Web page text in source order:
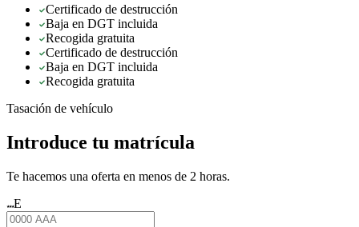
Certificado de destrucción
Baja en DGT incluida
Recogida gratuita
Certificado de destrucción
Baja en DGT incluida
Recogida gratuita
Tasación de vehículo
Introduce tu matrícula
Te hacemos una oferta en menos de 2 horas.
★★★E